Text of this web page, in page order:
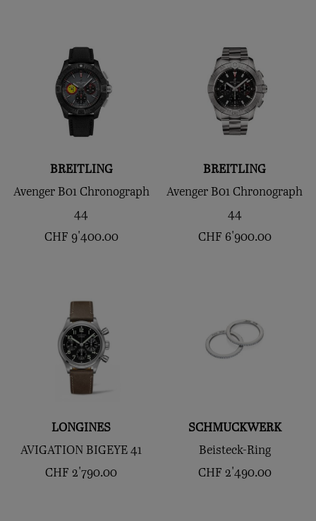
BREITLING
Avenger B01 Chronograph
44
CHF 9'400.00
BREITLING
Avenger B01 Chronograph
44
CHF 6'900.00
LONGINES
AVIGATION BIGEYE 41
CHF 2'790.00
SCHMUCKWERK
Beisteck-Ring
CHF 2'490.00